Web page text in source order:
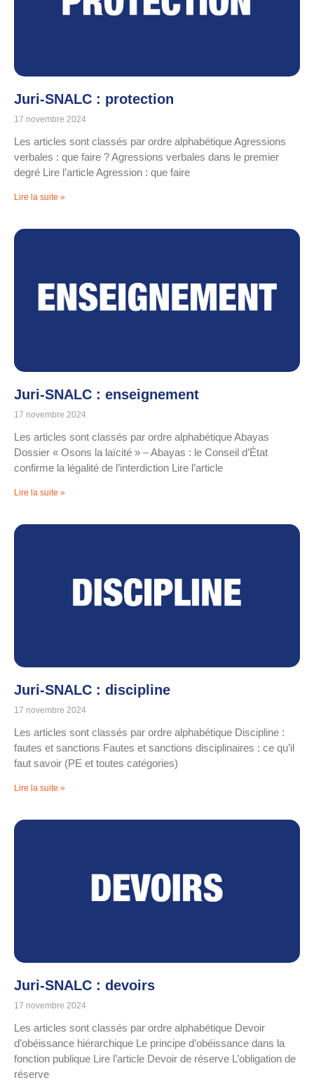
Juri-SNALC : protection
17 novembre 2024
Les articles sont classés par ordre alphabétique Agressions
verbales : que faire ? Agressions verbales dans le premier
degré Lire l’article Agression : que faire
Lire la suite »
Juri-SNALC : enseignement
17 novembre 2024
Les articles sont classés par ordre alphabétique Abayas
Dossier « Osons la laïcité » – Abayas : le Conseil d’État
confirme la légalité de l’interdiction Lire l’article
Lire la suite »
Juri-SNALC : discipline
17 novembre 2024
Les articles sont classés par ordre alphabétique Discipline :
fautes et sanctions Fautes et sanctions disciplinaires : ce qu’il
faut savoir (PE et toutes catégories)
Lire la suite »
Juri-SNALC : devoirs
17 novembre 2024
Les articles sont classés par ordre alphabétique Devoir
d’obéissance hiérarchique Le principe d’obéissance dans la
fonction publique Lire l’article Devoir de réserve L’obligation de
réserve